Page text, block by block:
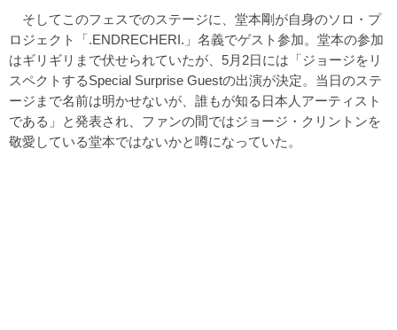
そしてこのフェスでのステージに、堂本剛が自身のソロ・プ
ロジェクト「.ENDRECHERI.」名義でゲスト参加。堂本の参加
はギリギリまで伏せられていたが、5月2日には「ジョージをリ
スペクトするSpecial Surprise Guestの出演が決定。当日のステ
ージまで名前は明かせないが、誰もが知る日本人アーティスト
である」と発表され、ファンの間ではジョージ・クリントンを
敬愛している堂本ではないかと噂になっていた。